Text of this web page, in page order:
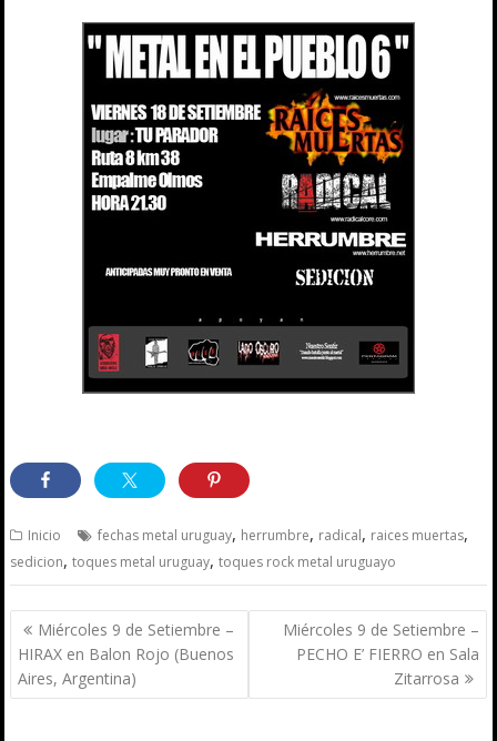
Inicio fechas metal uruguay, herrumbre, radical, raices muertas,
sedicion,toques metal uruguay,toques rock metal uruguayo
Navegación
de
entradas
Miércoles 9 de Setiembre –
HIRAX en Balon Rojo (Buenos
Aires, Argentina)
Miércoles 9 de Setiembre –
PECHO E’ FIERRO en Sala
Zitarrosa